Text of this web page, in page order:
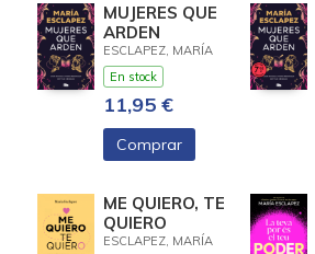
MUJERES QUE
ARDEN
ESCLAPEZ, MARÍA
En stock
11,95 €
Comprar
ME QUIERO, TE
QUIERO
ESCLAPEZ, MARÍA